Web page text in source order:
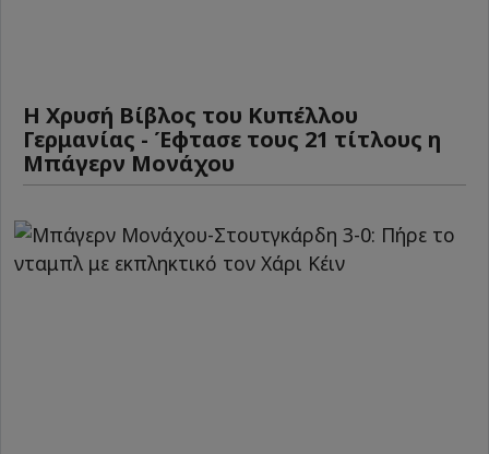
Η Χρυσή Βίβλος του Κυπέλλου
Γερμανίας - Έφτασε τους 21 τίτλους η
Μπάγερν Μονάχου